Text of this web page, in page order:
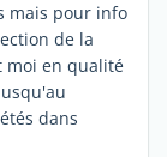
mais pour info
de la
moi en qualité
dans